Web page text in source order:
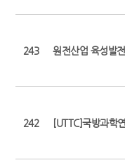
243 원전산업 육성발
242 [UTTC]국방과학